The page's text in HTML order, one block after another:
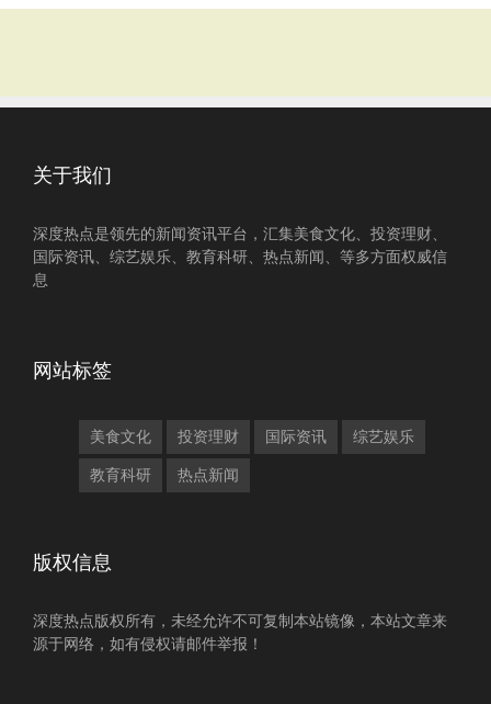
关于我们
深度热点是领先的新闻资讯平台，汇集美食文化、投资理财、
国际资讯、综艺娱乐、教育科研、热点新闻、等多方面权威信
息
网站标签
美食文化 投资理财 国际资讯 综艺娱乐
教育科研 热点新闻
版权信息
深度热点版权所有，未经允许不可复制本站镜像，本站文章来
源于网络，如有侵权请邮件举报！